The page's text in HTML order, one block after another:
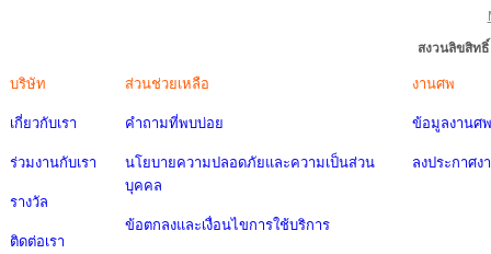
สงวนลิขสิท
บริษัท
เกี่ยวกับเรา
ร่วมงานกับเรา
รางวัล
ติดต่อเรา
ส่วนช่วยเหลือ
คำถามที่พบบ่อย
นโยบายความปลอดภัยและความเป็นส่วน
บุคคล
ข้อตกลงและเงื่อนไขการใช้บริการ
งานศพ
ข้อมูลงานศพ
ลงประกาศง